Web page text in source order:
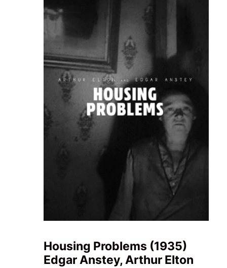
Housing Problems (1935)
Edgar Anstey, Arthur Elton